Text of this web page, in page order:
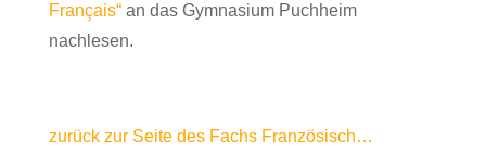
Français“an das Gymnasium Puchheim
nachlesen.
zurück zur Seite des Fachs Französisch…